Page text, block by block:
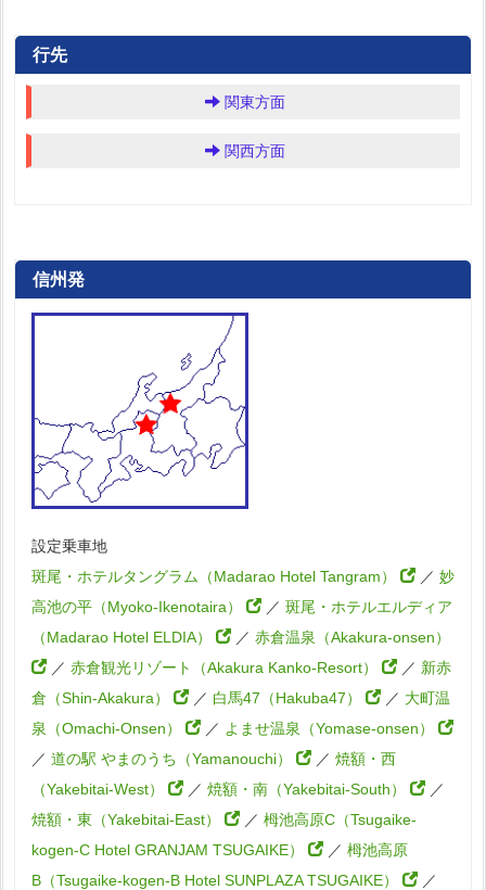
行先
関東方面
関西方面
信州発
設定乗車地
斑尾・ホテルタングラム（Madarao Hotel Tangram）
／ 妙
高池の平（Myoko-Ikenotaira）
／ 斑尾・ホテルエルディア
（Madarao Hotel ELDIA）
／ 赤倉温泉（Akakura-onsen）
／ 赤倉観光リゾート（Akakura Kanko-Resort） ／ 新赤
倉（Shin-Akakura）
／ 白馬47（Hakuba47） ／ 大町温
泉（Omachi-Onsen）
／ よませ温泉（Yomase-onsen）
／ 道の駅 やまのうち（Yamanouchi） ／ 焼額・西
（Yakebitai-West）
／ 焼額・南（Yakebitai-South）
／
焼額・東（Yakebitai-East）
／ 栂池高原C（Tsugaike-
kogen-C Hotel GRANJAM TSUGAIKE）
／ 栂池高原
B（Tsugaike-kogen-B Hotel SUNPLAZA TSUGAIKE）
／